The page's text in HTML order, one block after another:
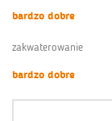
bardzo dobre
zakwaterowanie
bardzo dobre